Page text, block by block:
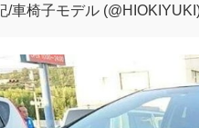
車椅子モデル